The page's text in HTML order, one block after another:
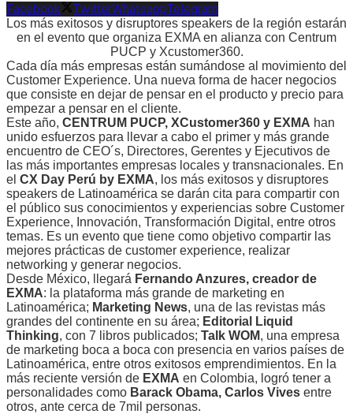
Facebook TwitterWhatsappTelegram
Los más exitosos y disruptores speakers de la región estarán
en el evento que organiza EXMA en alianza con Centrum
PUCP y Xcustomer360.
Cada día más empresas están sumándose al movimiento del
Customer Experience. Una nueva forma de hacer negocios
que consiste en dejar de pensar en el producto y precio para
empezar a pensar en el cliente.
Este año, CENTRUM PUCP, XCustomer360 y EXMA han
unido esfuerzos para llevar a cabo el primer y más grande
encuentro de CEO´s, Directores, Gerentes y Ejecutivos de
las más importantes empresas locales y transnacionales. En
el CX Day Perú by EXMA, los más exitosos y disruptores
speakers de Latinoamérica se darán cita para compartir con
el público sus conocimientos y experiencias sobre Customer
Experience, Innovación, Transformación Digital, entre otros
temas. Es un evento que tiene como objetivo compartir las
mejores prácticas de customer experience, realizar
networking y generar negocios.
Desde México, llegará Fernando Anzures, creador de
EXMA: la plataforma más grande de marketing en
Latinoamérica; Marketing News, una de las revistas más
grandes del continente en su área; Editorial Liquid
Thinking, con 7 libros publicados; Talk WOM, una empresa
de marketing boca a boca con presencia en varios países de
Latinoamérica, entre otros exitosos emprendimientos. En la
más reciente versión de EXMA en Colombia, logró tener a
personalidades como Barack Obama, Carlos Vives entre
otros, ante cerca de 7mil personas.